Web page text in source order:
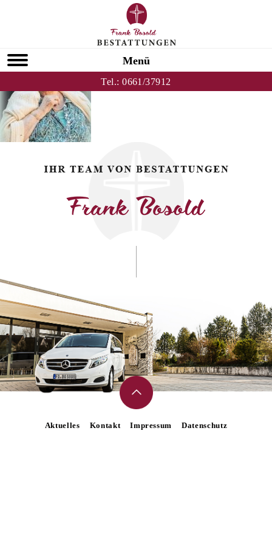
Menü
Tel.:0661/37912
HOMEPAGE
Aktuelles Kontakt Impressum Datenschutz